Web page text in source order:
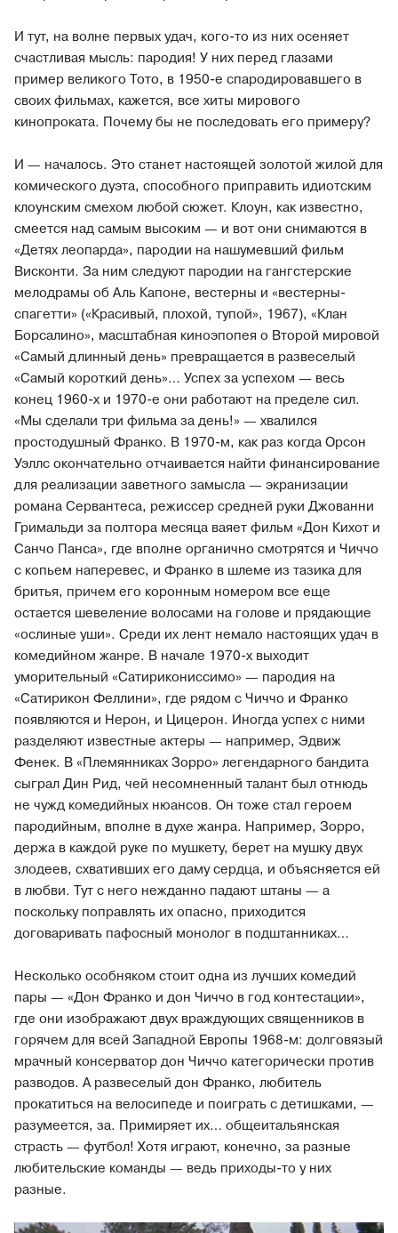
И тут, на волне первых удач, кого-то из них осеняет
счастливая мысль: пародия! У них перед глазами
пример великого Тото, в 1950-е спародировавшего в
своих фильмах, кажется, все хиты мирового
кинопроката. Почему бы не последовать его примеру?
И — началось. Это станет настоящей золотой жилой для
комического дуэта, способного приправить идиотским
клоунским смехом любой сюжет. Клоун, как известно,
смеется над самым высоким — и вот они снимаются в
«Детях леопарда», пародии на нашумевший фильм
Висконти. За ним следуют пародии на гангстерские
мелодрамы об Аль Капоне, вестерны и «вестерны-
спагетти» («Красивый, плохой, тупой», 1967), «Клан
Борсалино», масштабная киноэпопея о Второй мировой
«Самый длинный день» превращается в развеселый
«Самый короткий день»… Успех за успехом — весь
конец 1960-х и 1970-е они работают на пределе сил.
«Мы сделали три фильма за день!» — хвалился
простодушный Франко. В 1970-м, как раз когда Орсон
Уэллс окончательно отчаивается найти финансирование
для реализации заветного замысла — экранизации
романа Сервантеса, режиссер средней руки Джованни
Гримальди за полтора месяца ваяет фильм «Дон Кихот и
Санчо Панса», где вполне органично смотрятся и Чиччо
с копьем наперевес, и Франко в шлеме из тазика для
бритья, причем его коронным номером все еще
остается шевеление волосами на голове и прядающие
«ослиные уши». Среди их лент немало настоящих удач в
комедийном жанре. В начале 1970-х выходит
уморительный «Сатирикониссимо» — пародия на
«Сатирикон Феллини», где рядом с Чиччо и Франко
появляются и Нерон, и Цицерон. Иногда успех с ними
разделяют известные актеры — например, Эдвиж
Фенек. В «Племянниках Зорро» легендарного бандита
сыграл Дин Рид, чей несомненный талант был отнюдь
не чужд комедийных нюансов. Он тоже стал героем
пародийным, вполне в духе жанра. Например, Зорро,
держа в каждой руке по мушкету, берет на мушку двух
злодеев, схвативших его даму сердца, и объясняется ей
в любви. Тут с него нежданно падают штаны — а
поскольку поправлять их опасно, приходится
договаривать пафосный монолог в подштанниках…
Несколько особняком стоит одна из лучших комедий
пары — «Дон Франко и дон Чиччо в год контестации»,
где они изображают двух враждующих священников в
горячем для всей Западной Европы 1968-м: долговязый
мрачный консерватор дон Чиччо категорически против
разводов. А развеселый дон Франко, любитель
прокатиться на велосипеде и поиграть с детишками, —
разумеется, за. Примиряет их… общеитальянская
страсть — футбол! Хотя играют, конечно, за разные
любительские команды — ведь приходы-то у них
разные.